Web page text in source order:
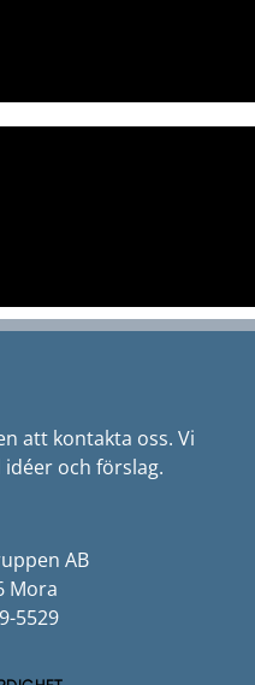
att kontakta oss. Vi
och förslag.
AB
Mora
5529